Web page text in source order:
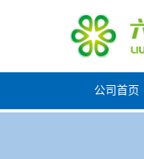
公司首页